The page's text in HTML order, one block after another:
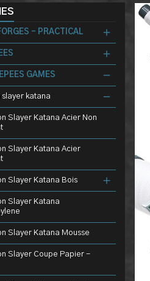
- PRACTICAL
GAMES
slayer katana
Slayer Katana Acier Non
Slayer Katana Acier
Slayer Katana Bois
Slayer Katana
Slayer Katana Mousse
Slayer Coupe Papier -